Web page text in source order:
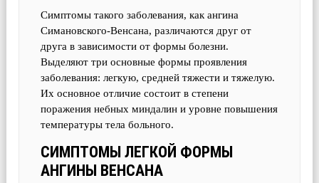
Симптомы такого заболевания, как ангина
Симановского-Венсана, различаются друг от
друга в зависимости от формы болезни.
Выделяют три основные формы проявления
заболевания: легкую, средней тяжести и тяжелую.
Их основное отличие состоит в степени
поражения небных миндалин и уровне повышения
температуры тела больного.
СИМПТОМЫ ЛЕГКОЙ ФОРМЫ
АНГИНЫ ВЕНСАНА